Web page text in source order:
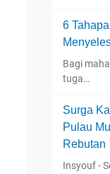
6
Bagi
tuga…
Surga
Pulau
Rebutan
Insyouf -